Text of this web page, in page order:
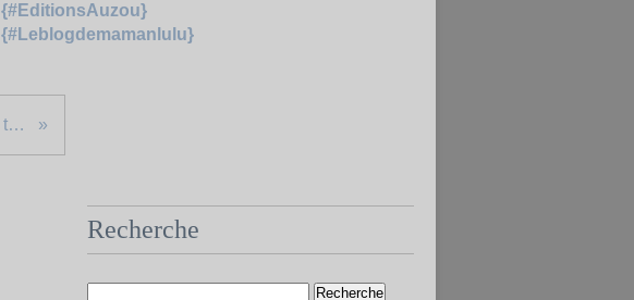
{#EditionsAuzou}
{#Leblogdemamanlulu}
Le Bavoir BClip de BabyToLove testé par Ptit Doudou {#Concours}{#Babytolove}{#Bclip}{#Leblogdemamanlulu}
Recherche